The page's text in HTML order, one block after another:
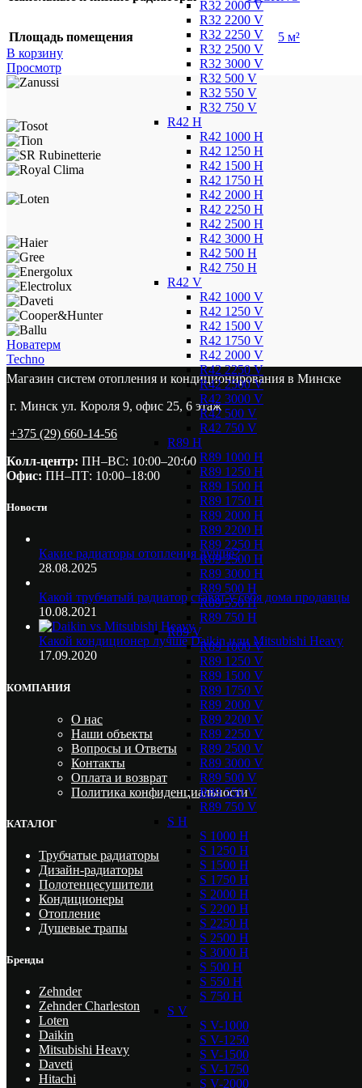
R32 2000 V
R32 2200 V
R32 2250 V
R32 2500 V
R32 3000 V
R32 500 V
R32 550 V
R32 750 V
R42 H
R42 1000 H
R42 1250 H
R42 1500 H
R42 1750 H
R42 2000 H
R42 2250 H
R42 2500 H
R42 3000 H
R42 500 H
R42 750 H
R42 V
R42 1000 V
R42 1250 V
R42 1500 V
R42 1750 V
R42 2000 V
R42 2250 V
R42 2500 V
R42 3000 V
R42 500 V
R42 750 V
R89 H
R89 1000 H
R89 1250 H
R89 1500 H
R89 1750 H
R89 2000 H
R89 2200 H
R89 2250 H
R89 2500 H
R89 3000 H
R89 500 H
R89 550 H
R89 750 H
R89 V
R89 1000 V
R89 1250 V
R89 1500 V
R89 1750 V
R89 2000 V
R89 2200 V
R89 2250 V
R89 2500 V
R89 3000 V
R89 500 V
R89 550 V
R89 750 V
S H
S 1000 H
S 1250 H
S 1500 H
S 1750 H
S 2000 H
S 2200 H
S 2250 H
S 2500 H
S 3000 H
S 500 H
S 550 H
S 750 H
S V
S V-1000
S V-1250
S V-1500
S V-1750
S V-2000
Площадь помещения
5 м²
В корзину
Просмотр
Новатерм
Techno
Магазин систем отопления и кондиционирования в Минске
г. Минск ул. Короля 9, офис 25, 6 этаж
+375 (29) 660-14-56
Колл-центр: ПН–ВС: 10:00–20:00​
Офис: ПН–ПТ: 10:00–18:00
Новости
Какие радиаторы отопления лучше?
28.08.2025
Какой трубчатый радиатор ставят у себя дома продавцы
10.08.2021
Какой кондиционер лучше Daikin или Mitsubishi Heavy
17.09.2020
КОМПАНИЯ
О нас
Наши объекты
Вопросы и Ответы
Контакты
Оплата и возврат
Политика конфиденциальности
КАТАЛОГ
Трубчатые радиаторы
Дизайн-радиаторы
Полотенцесушители
Кондиционеры
Отопление
Душевые трапы
Бренды
Zehnder
Zehnder Charleston
Loten
Daikin
Mitsubishi Heavy
Daveti
Hitachi